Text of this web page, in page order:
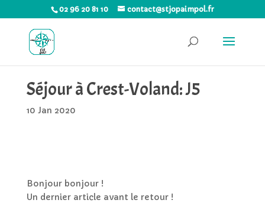
02 96 20 81 10 contact@stjopaimpol.fr
Séjour à Crest-Voland: J5
10 Jan 2020
Bonjour bonjour !
Un dernier article avant le retour !